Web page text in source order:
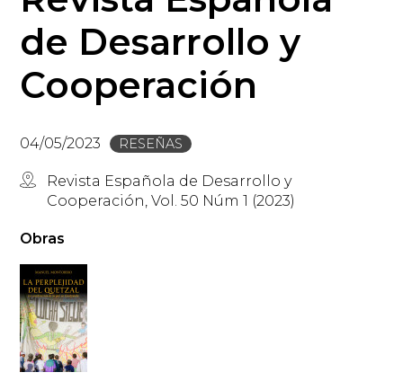
de Desarrollo y
Cooperación
04/05/2023 RESEÑAS
Revista Española de Desarrollo y
Cooperación, Vol. 50 Núm 1 (2023)
Obras